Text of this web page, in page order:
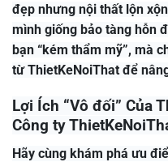
đẹp nhưng nội thất lộn
mình giống bảo tàng hỗn
bạn “kém thẩm mỹ”, mà
từ ThietKeNoiThat để
Lợi Ích “Vô đối” Của
Công ty
Hãy cùng khám phá ưu